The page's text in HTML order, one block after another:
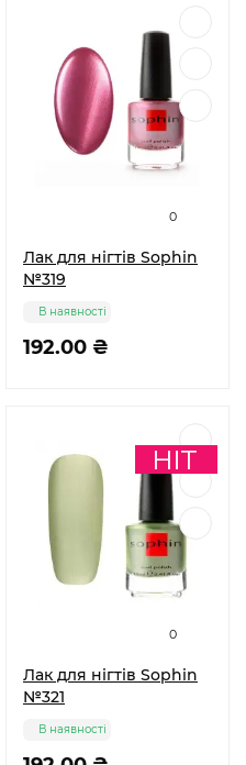
0
Лак для нігтів Sophin
№319
192.00 ₴
В наявності
0
Лак для нігтів Sophin
№321
В наявності